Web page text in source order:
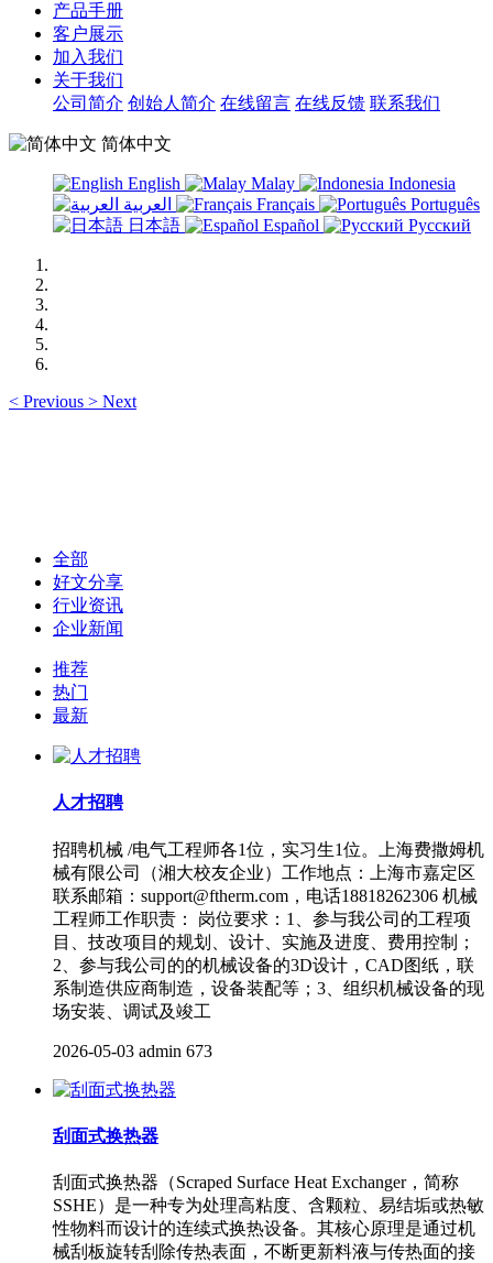
产品手册
客户展示
加入我们
关于我们
公司简介 创始人简介 在线留言 在线反馈 联系我们
简体中文
English Malay
Indonesia
Français
Português
日本語
Español Русский
< Previous > Next
全部
好文分享
行业资讯
企业新闻
推荐
热门
最新
人才招聘
招聘机械 /电气工程师各1位，实习生1位。上海费撒姆机
械有限公司（湘大校友企业）工作地点：上海市嘉定区
联系邮箱：support@ftherm.com，电话18818262306 机械
工程师工作职责： 岗位要求：1、参与我公司的工程项
目、技改项目的规划、设计、实施及进度、费用控制；
2、参与我公司的的机械设备的3D设计，CAD图纸，联
系制造供应商制造，设备装配等；3、组织机械设备的现
场安装、调试及竣工
2026-05-03 admin 673
刮面式换热器‌
刮面式换热器‌（Scraped Surface Heat Exchanger，简称
SSHE）是一种专为处理‌高粘度、含颗粒、易结垢或热敏
性物料‌而设计的连续式换热设备。其核心原理是通过‌机
械刮板旋转刮除传热表面‌，不断更新料液与传热面的接